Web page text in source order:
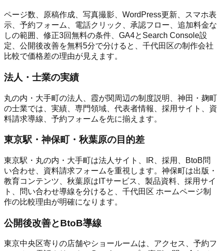
ページ数、原稿作成、写真撮影、WordPress更新、スマホ表
示、予約フォーム、電話クリック、承認フロー、追加料金な
しの範囲、修正3回無料の条件、GA4とSearch Console設
定、公開後改善を無料5分で分けると、千代田区の制作会社
比較で価格差の理由が見えます。
法人・士業の実績
丸の内・大手町の法人、霞が関周辺の制度説明、神田・麹町
の士業では、実績、専門領域、代表者情報、採用サイト、資
料請求導線、予約フォームを先に揃えます。
東京駅・神保町・秋葉原の目的差
東京駅・丸の内・大手町は法人サイト、IR、採用、BtoB問
い合わせ、資料請求フォームを重視します。神保町は出版・
教育コンテンツ、秋葉原はITサービス、製品資料、採用サイ
ト、問い合わせ導線を分けると、千代田区 ホームページ制
作の比較理由が明確になります。
公開後改善とBtoB導線
東京中央区寄りの店舗やショールームは、アクセス、予約フ